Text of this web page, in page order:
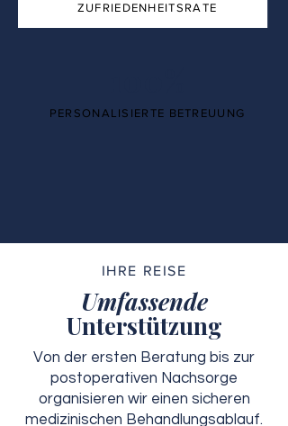
ZUFRIEDENHEITSRATE
PERSONALISIERTE BETREUUNG
IHRE REISE
Umfassende
Unterstützung
Von der ersten Beratung bis zur
postoperativen Nachsorge
organisieren wir einen sicheren
medizinischen Behandlungsablauf.